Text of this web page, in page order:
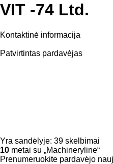
VIT -74 Ltd.
Kontaktinė informacija
Patvirtintas pardavėjas
Yra sandėlyje: 39 skelbimai
10 metai su „Machineryline“
Prenumeruokite pardavėjo